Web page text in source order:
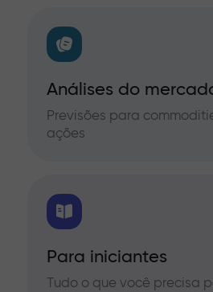
Análises do
Previsões para
ações
Para iniciantes
Tudo o que você precisa